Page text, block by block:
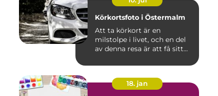
Körkortsfoto i Östermalm
Att ta körkort är en
milstolpe i livet, och en del
av denna resa är att få sitt...
18. jan